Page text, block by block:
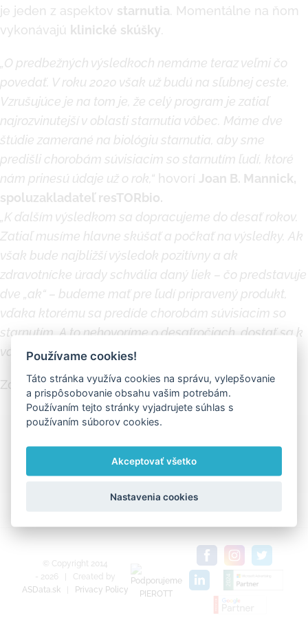
je jeden z aspektov starnutia . Momentálne na ňom
vykonávajú klinické skúšky
„O predbežných výsledkoch nemáme teraz veľmi čo
povedať. V roku 2020 však už budú na sľubnej ceste.
Vzrušujúce je na tom je, že celý program je zatiaľ
najrozvinutejší v oblasti starnutia vôbec. Máme dve
štúdie zamerané na biológiu starnutia, aby sme
predišli chorobám súvisiacim so starnutím ľudí, ktoré
nám prinesú údaje už o rok,“ hovorí Joan B. Mannick,
spoluzakladateľ resTORbio.
„K ďalším výsledkom sa dopracujeme do desať rokov.
Zatiaľ musíme hlavne skúšať a počkať na výsledky. Ak
však bude najbližší výsledok pozitívny a ak
zdravotnícke úrady schvália daný liek – čo predstavuje
dve „ak“ – budeme mať pre ľudí pripravený produkt,
vďaka ktorému sa predíde chorobám súvisiacim so
starnutím. A to nehovoríme o desaťročiach, dostať sa k
vám môže pokojne o pár rokov.“
Zdroje : PcRevue,technologyreview.com
Facebook
X LinkedInPinterest
© Copyright 2014
- 2026
| Created by
ASData.sk | Privacy Policy
Používame cookies!
Táto stránka využíva cookies na správu, vylepšovanie
a prispôsobovanie obsahu vašim potrebám.
Používaním tejto stránky vyjadrujete súhlas s
používaním súborov cookies.
Akceptovať všetko
Nastavenia cookies